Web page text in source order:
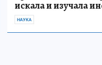
искала и изучала
НАУКА